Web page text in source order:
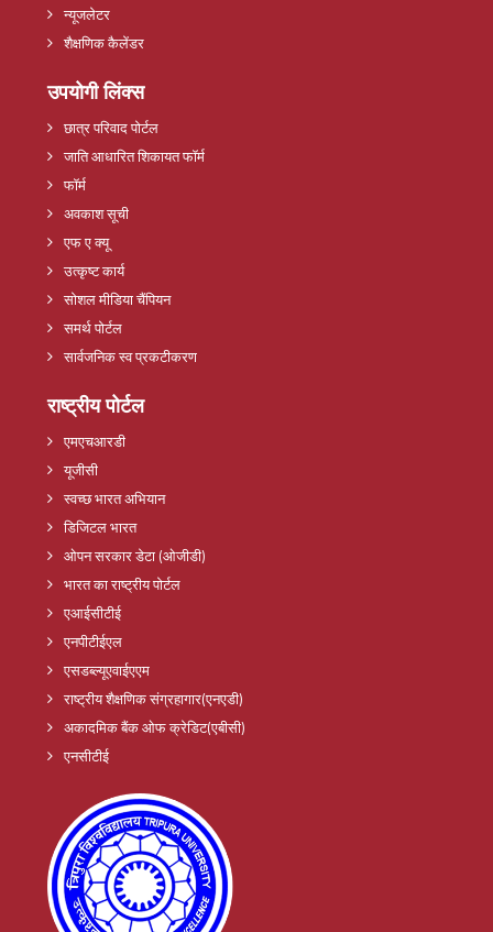
न्यूजलेटर
शैक्षणिक कैलेंडर
उपयोगी लिंक्स
छात्र परिवाद पोर्टल
जाति आधारित शिकायत फॉर्म
फॉर्म
अवकाश सूची
एफ ए क्यू
उत्कृष्ट कार्य
सोशल मीडिया चैंपियन
समर्थ पोर्टल
सार्वजनिक स्व प्रकटीकरण
राष्ट्रीय पोर्टल
एमएचआरडी
यूजीसी
स्वच्छ भारत अभियान
डिजिटल भारत
ओपन सरकार डेटा (ओजीडी)
भारत का राष्ट्रीय पोर्टल
एआईसीटीई
एनपीटीईएल
एसडब्ल्यूएवाईएएम
राष्ट्रीय शैक्षणिक संग्रहागार(एनएडी)
अकादमिक बैंक ओफ क्रेडिट(एबीसी)
एनसीटीई